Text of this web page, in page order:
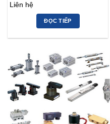
Liên hệ
ĐỌC TIẾP